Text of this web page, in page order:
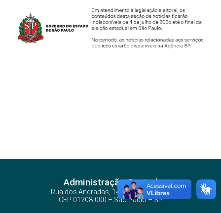
Administração Central
Rua dos Andradas, 140 - Santa Ifigênia
CEP 01208-000 – São Paulo – SP